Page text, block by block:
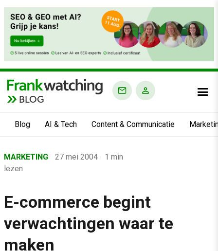
BLOG
Blog AI & Tech Content & Communicatie
›
Marketing
›
E-commerce begint verwachtingen waar te maken
MARKETING 27 mei 2004
1 min
lezen
E-commerce begint
verwachtingen waar te
maken